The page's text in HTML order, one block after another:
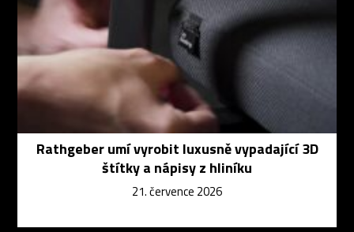
Rathgeber umí vyrobit luxusně vypadající 3D
štítky a nápisy z hliníku
21. července 2026